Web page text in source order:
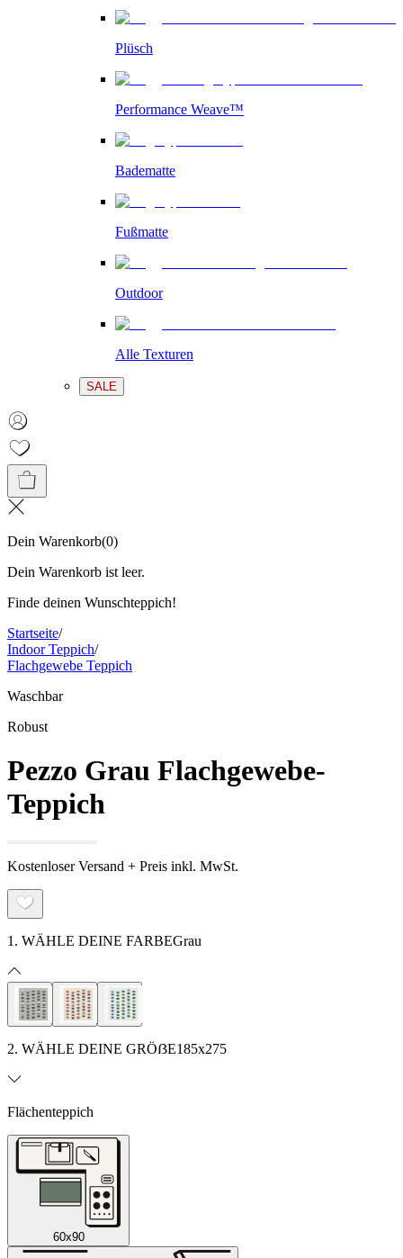
Plüsch
Performance Weave™
Badematte
Fußmatte
Outdoor
Alle Texturen
SALE
Dein Warenkorb(0)
Dein Warenkorb ist leer.
Finde deinen Wunschteppich!
Startseite/
Indoor Teppich/
Flachgewebe Teppich
Waschbar
Robust
Pezzo Grau Flachgewebe-
Teppich
Kostenloser Versand + Preis inkl. MwSt.
1. WÄHLE DEINE FARBEGrau
2. WÄHLE DEINE GRÖẞE185x275
Flächenteppich
60x90